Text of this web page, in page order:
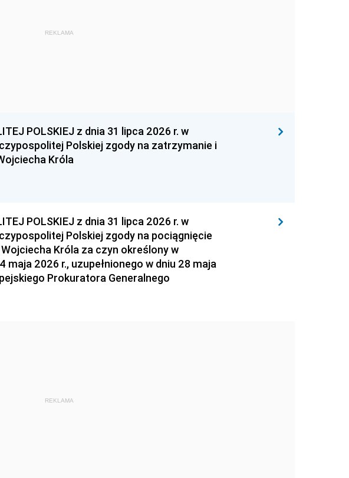
REKLAMA
POLSKIEJ z dnia 31 lipca 2026 r. w
Polskiej zgody na zatrzymanie i
Króla
POLSKIEJ z dnia 31 lipca 2026 r. w
Polskiej zgody na pociągnięcie
Króla za czyn określony w
2026 r., uzupełnionego w dniu 28 maja
Prokuratora Generalnego
REKLAMA